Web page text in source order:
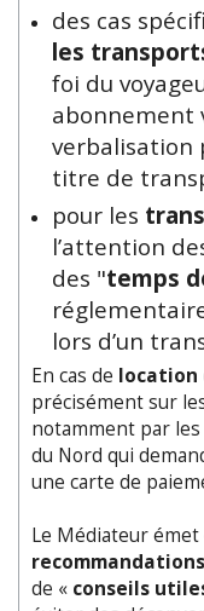
des cas
les
foi du
abonnement
verbalisation
titre de
pour les
l’attention
des "temps
lors d’un
En cas de location
précisément sur
notamment par
du Nord qui
une carte de
Le Médiateur
de « conseils